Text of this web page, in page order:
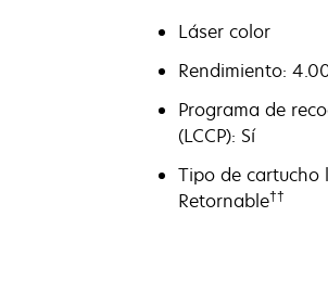
Láser color
Rendimiento:
Programa de
(LCCP): Sí
Tipo de cartucho
Retornable††